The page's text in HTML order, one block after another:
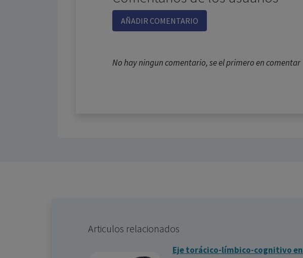
AÑADIR COMENTARIO
No hay ningun comentario, se el primero en comentar
Articulos relacionados
Eje torácico-límbico-cognitivo